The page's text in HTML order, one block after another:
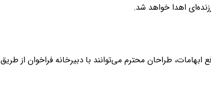
اهدا خواهد شد.
طراحان محترم می‌توانند با دبیرخانه فراخوان از طریق